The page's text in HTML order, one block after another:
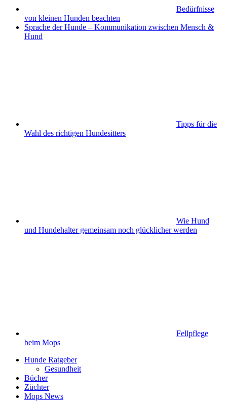
Bedürfnisse
von kleinen Hunden beachten
Sprache der Hunde – Kommunikation zwischen Mensch &
Hund
Tipps für die
Wahl des richtigen Hundesitters
Wie Hund
und Hundehalter gemeinsam noch glücklicher werden
Fellpflege
beim Mops
Hunde Ratgeber
Gesundheit
Bücher
Züchter
Mops News